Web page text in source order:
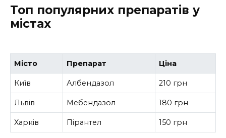
Топ популярних препаратів у
містах
Місто Препарат Ціна
Київ Албендазол 210 грн
Львів Мебендазол 180 грн
Харків Пірантел 150 грн